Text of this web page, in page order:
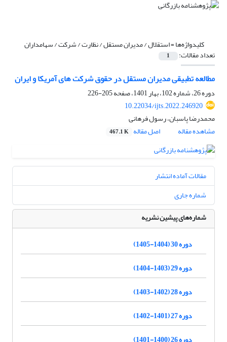
کلیدواژه‌ها =استقلال / مدیران مستقل / نظارت / شرکت / سهامداران
تعداد مقالات: 1
مطالعه تطبیقی مدیران مستقل در حقوق شرکت های آمریکا و ایران
دوره 26، شماره 102، بهار 1401، صفحه
205-226
10.22034/ijts.2022.246920
محمدرضا پاسبان، رسول فرهانی
مشاهده مقاله
اصل مقاله 467.1 K
مقالات آماده انتشار
شماره جاری
شماره‌های پیشین نشریه
دوره 30 (1404-1405)
دوره 29 (1403-1404)
دوره 28 (1402-1403)
دوره 27 (1401-1402)